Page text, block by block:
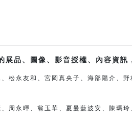
品、圖像、影音授權、內容資訊
松永友和、宮岡真央子、 海部陽介、 野
周永暉、翁玉華、夏曼藍波安、 陳瑪玲